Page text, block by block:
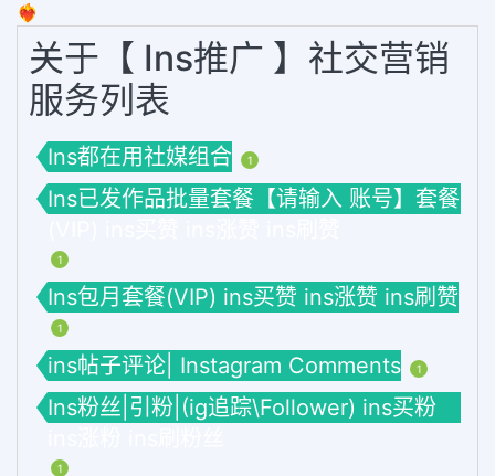
❤️‍🔥
关于【 Ins推广 】社交营销
服务列表
Ins都在用社媒组合 1
Ins已发作品批量套餐【请输入 账号】套餐
1
Ins包月套餐(VIP) ins买赞 ins涨赞 ins刷赞
1
ins帖子评论| Instagram Comments 1
Ins粉丝|引粉|(ig追踪\Follower) ins买粉
1